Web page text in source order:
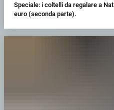
Speciale: i coltelli da regalare a
euro (seconda parte).